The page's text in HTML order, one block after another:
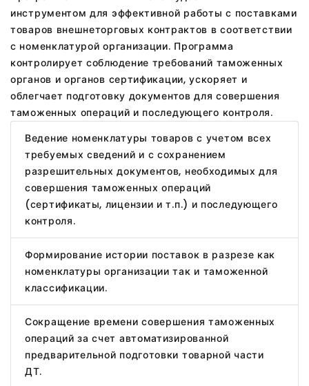
инструментом для эффективной работы с поставками
товаров внешнеторговых контрактов в соответствии
с номенклатурой организации. Программа
контролирует соблюдение требований таможенных
органов и органов сертификации, ускоряет и
облегчает подготовку документов для совершения
таможенных операций и последующего контроля.
Ведение номенклатуры товаров с учетом всех
требуемых сведений и с сохранением
разрешительных документов, необходимых для
совершения таможенных операций
(сертификаты, лицензии и т.п.) и последующего
контроля.
Формирование истории поставок в разрезе как
номенклатуры организации так и таможенной
классификации.
Сокращение времени совершения таможенных
операций за счет автоматизированной
предварительной подготовки товарной части
ДТ.